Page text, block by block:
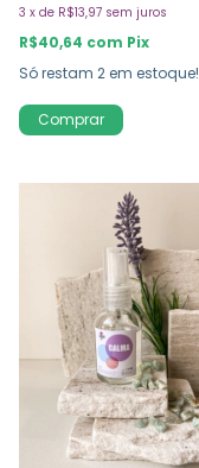
3 x de R$13,97 sem juros
R$40,64 com Pix
Só restam 2 em estoque!